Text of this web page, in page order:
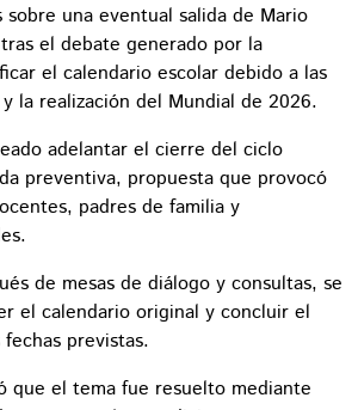
sobre una eventual salida de Mario
el debate generado por la
el calendario escolar debido a las
la realización del Mundial de 2026.
adelantar el cierre del ciclo
preventiva, propuesta que provocó
padres de familia y
de mesas de diálogo y consultas, se
el calendario original y concluir el
previstas.
que el tema fue resuelto mediante